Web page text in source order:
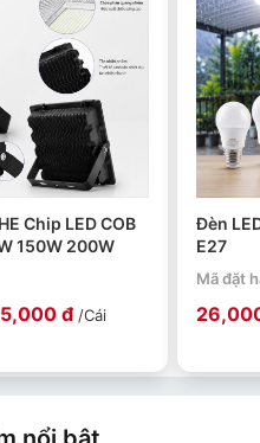
Chip LED COB
150W 200W
đ /Cái
Đèn
E27
Mã đặt